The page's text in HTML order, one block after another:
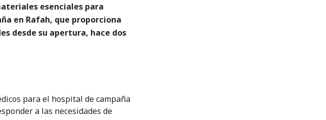
esenciales para
en Rafah, que proporciona
desde su apertura, hace dos
para el hospital de campaña
a las necesidades de